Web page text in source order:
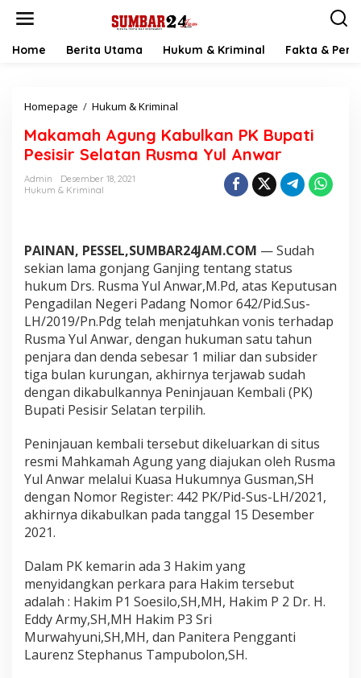
Home Berita Utama Hukum & Kriminal Fakta &
Homepage / Hukum & Kriminal
k
a
m
n
g
K
a
b
u
l
k
a
n
P
K
u
a
t
i
P
s
i
r
S
e
l
a
Makamah Agung Kabulkan PK Bupati
Pesisir Selatan Rusma Yul Anwar
Admin
Desember 18, 2021
Hukum & Kriminal
PAINAN, PESSEL,SUMBAR24JAM.COM — Sudah
sekian lama gonjang Ganjing tentang status
hukum Drs. Rusma Yul Anwar,M.Pd, atas Keputusan
Pengadilan Negeri Padang Nomor 642/Pid.Sus-
LH/2019/Pn.Pdg telah menjatuhkan vonis terhadap
Rusma Yul Anwar, dengan hukuman satu tahun
penjara dan denda sebesar 1 miliar dan subsider
tiga bulan kurungan, akhirnya terjawab sudah
dengan dikabulkannya Peninjauan Kembali (PK)
Bupati Pesisir Selatan terpilih.
Peninjauan kembali tersebut dikeluarkan di situs
resmi Mahkamah Agung yang diajukan oleh Rusma
Yul Anwar melalui Kuasa Hukumnya Gusman,SH
dengan Nomor Register: 442 PK/Pid-Sus-LH/2021,
akhirnya dikabulkan pada tanggal 15 Desember
2021.
Dalam PK kemarin ada 3 Hakim yang
menyidangkan perkara para Hakim tersebut
adalah : Hakim P1 Soesilo,SH,MH, Hakim P 2 Dr. H.
Eddy Army,SH,MH Hakim P3 Sri
Murwahyuni,SH,MH, dan Panitera Pengganti
Laurenz Stephanus Tampubolon,SH.